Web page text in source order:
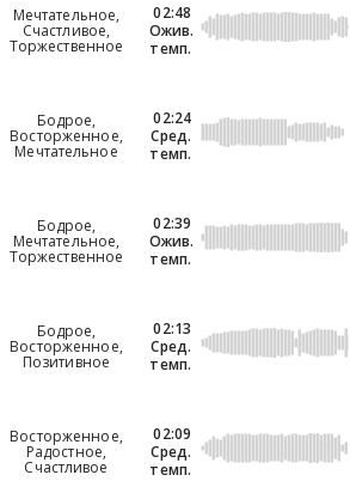
Мечтательное,
Счастливое,
Торжественное
02:48
Ожив.
темп.
Бодрое,
Восторженное,
Мечтательное
02:24
Сред.
темп.
Бодрое,
Мечтательное,
Торжественное
02:39
Ожив.
темп.
Бодрое,
Восторженное,
Позитивное
02:13
Сред.
темп.
Восторженное,
Радостное,
Счастливое
02:09
Сред.
темп.